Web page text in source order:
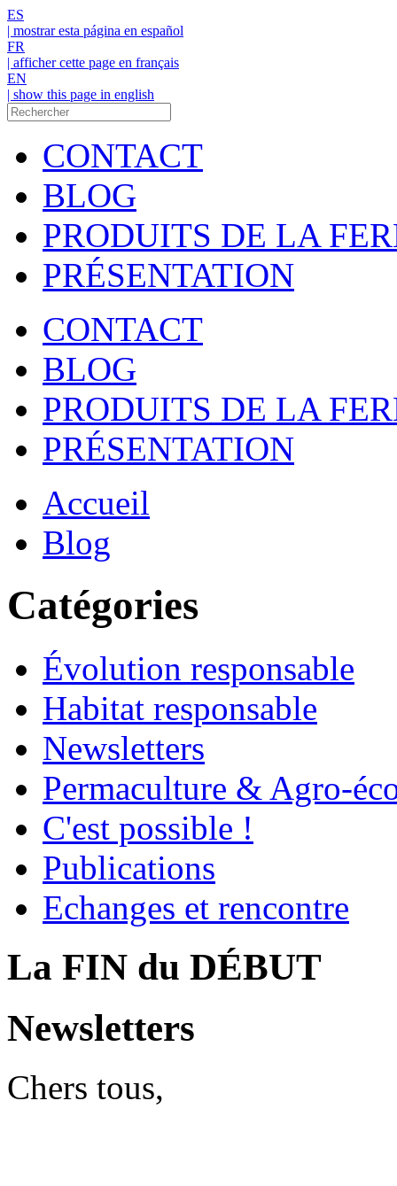
ES
| mostrar esta página en español
FR
| afficher cette page en français
EN
| show this page in english
CONTACT
BLOG
PRODUITS DE LA
PRÉSENTATION
CONTACT
BLOG
PRODUITS DE LA
PRÉSENTATION
Accueil
Blog
Catégories
Évolution responsable
Habitat responsable
Newsletters
Permaculture & Agro-
C'est possible !
Publications
Echanges et rencontre
La FIN du DÉBUT
Newsletters
Chers tous,